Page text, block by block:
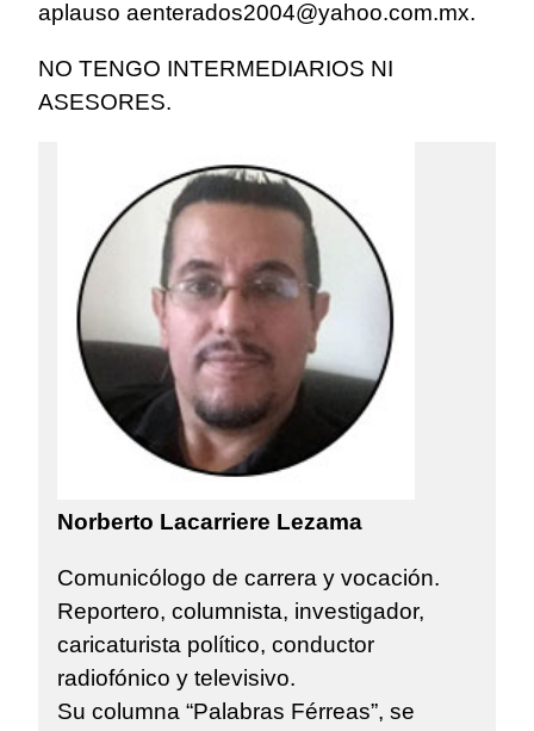
aplauso aenterados2004@yahoo.com.mx.
NO TENGO INTERMEDIARIOS NI
ASESORES.
Norberto Lacarriere Lezama
Comunicólogo de carrera y vocación.
Reportero, columnista, investigador,
caricaturista político, conductor
radiofónico y televisivo.
Su columna “Palabras Férreas”, se